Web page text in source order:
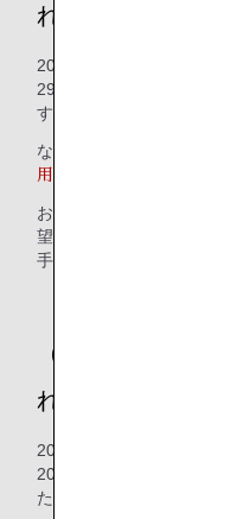
れる日本国内線運
2026年5月19日搭乗分以降
29日（日本時間午前9:00）
す。
なお、
用いただけません。
お客様のご都合による変
望の旅程で新たにご予約
手数料がかかります。
（2）2026年5月
れる日本国内線運
2026年5月18日搭乗分まで
2026年5月18日をもちまし
たします。